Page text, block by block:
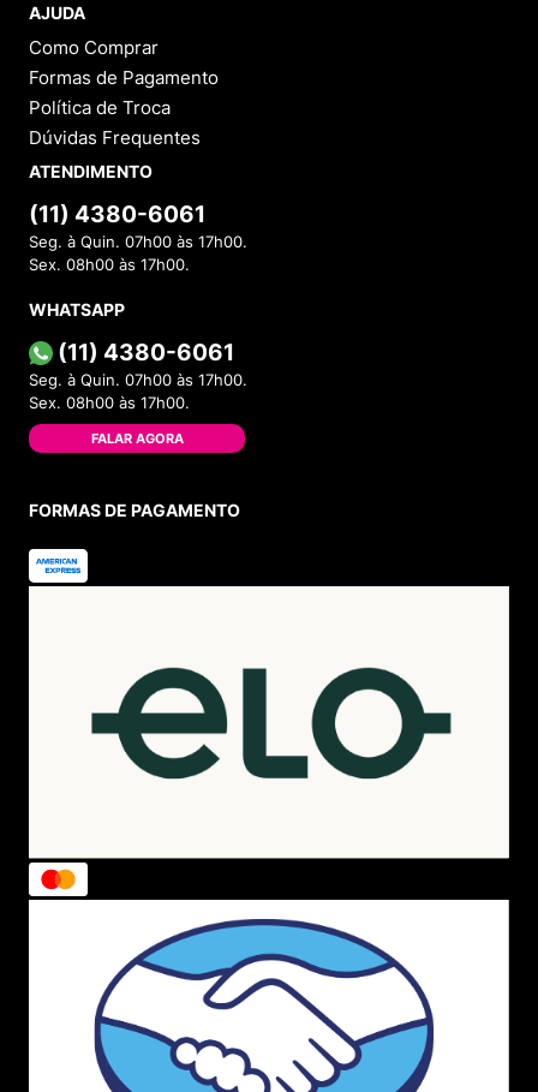
AJUDA
Como Comprar
Formas de Pagamento
Política de Troca
Dúvidas Frequentes
ATENDIMENTO
(11) 4380-6061
Seg. à Quin. 07h00 às 17h00.
Sex. 08h00 às 17h00.
WHATSAPP
(11) 4380-6061
Seg. à Quin. 07h00 às 17h00.
Sex. 08h00 às 17h00.
FALAR AGORA
FORMAS DE PAGAMENTO